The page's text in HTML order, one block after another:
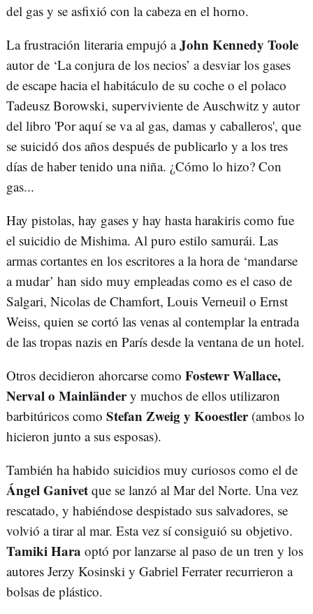
del gas y se asfixió con la cabeza en el horno.
La frustración literaria empujó aJohn Kennedy Toole
autor de ‘La conjura de los necios’ a desviar los gases
de escape hacia el habitáculo de su coche o el polaco
Tadeusz Borowski, superviviente de Auschwitz y autor
del libro 'Por aquí se va al gas, damas y caballeros', que
se suicidó dos años después de publicarlo y a los tres
días de haber tenido una niña. ¿Cómo lo hizo? Con
gas...
Hay pistolas, hay gases y hay hasta harakiris como fue
el suicidio de Mishima. Al puro estilo samurái. Las
armas cortantes en los escritores a la hora de ‘mandarse
a mudar’ han sido muy empleadas como es el caso de
Salgari, Nicolas de Chamfort, Louis Verneuil o Ernst
Weiss, quien se cortó las venas al contemplar la entrada
de las tropas nazis en París desde la ventana de un hotel.
Otros decidieron ahorcarse como Fostewr Wallace,
Nerval o Mainländery muchos de ellos utilizaron
barbitúricos como Stefan Zweig y Kooestler (ambos lo
hicieron junto a sus esposas).
También ha habido suicidios muy curiosos como el de
Ángel Ganivet que se lanzó al Mar del Norte. Una vez
rescatado, y habiéndose despistado sus salvadores, se
volvió a tirar al mar. Esta vez sí consiguió su objetivo.
Tamiki Hara optó por lanzarse al paso de un tren y los
autores Jerzy Kosinski y Gabriel Ferrater recurrieron a
bolsas de plástico.